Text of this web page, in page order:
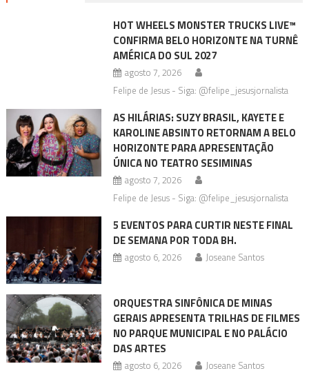
HOT WHEELS MONSTER TRUCKS LIVE™
CONFIRMA BELO HORIZONTE NA TURNÊ
AMÉRICA DO SUL 2027
agosto 7, 2026
Felipe de Jesus - Siga: @felipe_jesusjornalista
AS HILÁRIAS: SUZY BRASIL, KAYETE E
KAROLINE ABSINTO RETORNAM A BELO
HORIZONTE PARA APRESENTAÇÃO
ÚNICA NO TEATRO SESIMINAS
agosto 7, 2026
Felipe de Jesus - Siga: @felipe_jesusjornalista
5 EVENTOS PARA CURTIR NESTE FINAL
DE SEMANA POR TODA BH.
agosto 6, 2026 Joseane Santos
ORQUESTRA SINFÔNICA DE MINAS
GERAIS APRESENTA TRILHAS DE FILMES
NO PARQUE MUNICIPAL E NO PALÁCIO
DAS ARTES
agosto 6, 2026 Joseane Santos